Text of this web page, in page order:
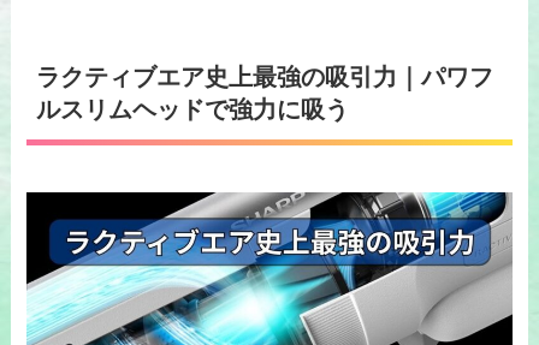
ラクティブエア史上最強の吸引力
｜パワフ
ルスリムヘッドで強力に吸う